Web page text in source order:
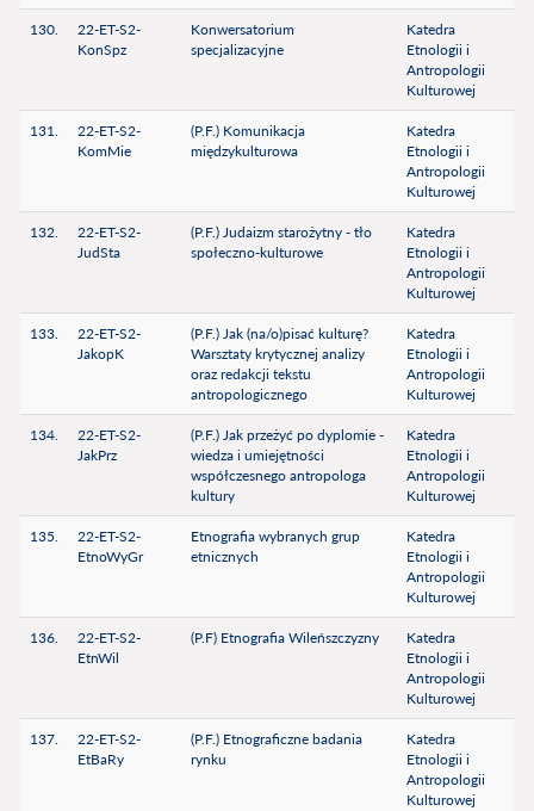
130.
22-ET-S2-
KonSpz
Konwersatorium
specjalizacyjne
Katedra
Etnologii i
Antropologii
Kulturowej
131.
22-ET-S2-
KomMie
(P.F.) Komunikacja
międzykulturowa
Katedra
Etnologii i
Antropologii
Kulturowej
132.
22-ET-S2-
JudSta
(P.F.) Judaizm starożytny - tło
społeczno-kulturowe
Katedra
Etnologii i
Antropologii
Kulturowej
133.
22-ET-S2-
JakopK
(P.F.) Jak (na/o)pisać kulturę?
Warsztaty krytycznej analizy
oraz redakcji tekstu
antropologicznego
Katedra
Etnologii i
Antropologii
Kulturowej
134.
22-ET-S2-
JakPrz
(P.F.) Jak przeżyć po dyplomie -
wiedza i umiejętności
współczesnego antropologa
kultury
Katedra
Etnologii i
Antropologii
Kulturowej
135.
22-ET-S2-
EtnoWyGr
Etnografia wybranych grup
etnicznych
Katedra
Etnologii i
Antropologii
Kulturowej
136.
22-ET-S2-
EtnWil
(P.F) Etnografia Wileńszczyzny
Katedra
Etnologii i
Antropologii
Kulturowej
137.
22-ET-S2-
EtBaRy
(P.F.) Etnograficzne badania
rynku
Katedra
Etnologii i
Antropologii
Kulturowej